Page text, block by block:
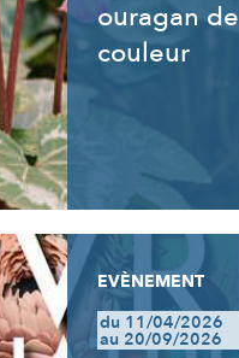
ouragan de
couleur
EVÈNEMENT
du 11/04/2026
au 20/09/2026